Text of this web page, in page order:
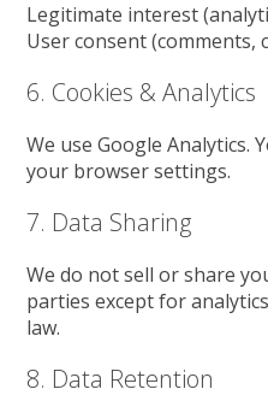
Legitimate interest
User consent (comments,
6. Cookies & Analytics
We use Google Analytics.
your browser settings.
7. Data Sharing
We do not sell or share
parties except for
law.
8. Data Retention